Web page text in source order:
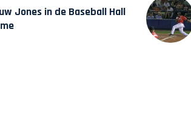
Jones in de Baseball Hall